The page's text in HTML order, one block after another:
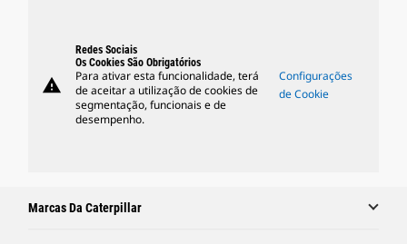
warning
Redes Sociais
Os Cookies São Obrigatórios
Para ativar esta funcionalidade, terá
de aceitar a utilização de cookies de
segmentação, funcionais e de
desempenho.
Configurações
de Cookie
Marcas Da Caterpillar